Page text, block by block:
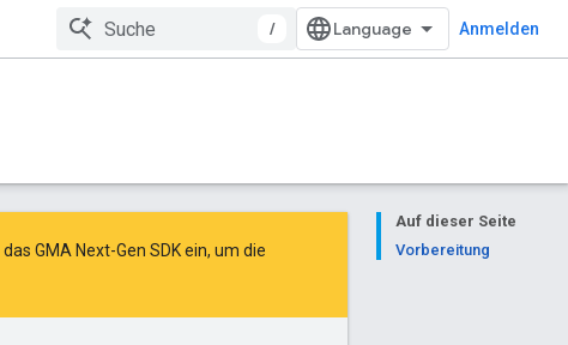
/ Anmelden
Auf dieser Seite
Vorbereitung
GMA Next-Gen SDK ein, um die